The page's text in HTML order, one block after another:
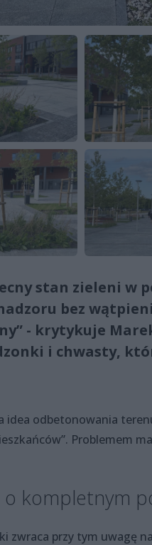
stan zieleni w
bez
- krytykuje
i chwasty,
idea odbetonowania
Problemem
o kompletnym
zwraca przy tym uwagę